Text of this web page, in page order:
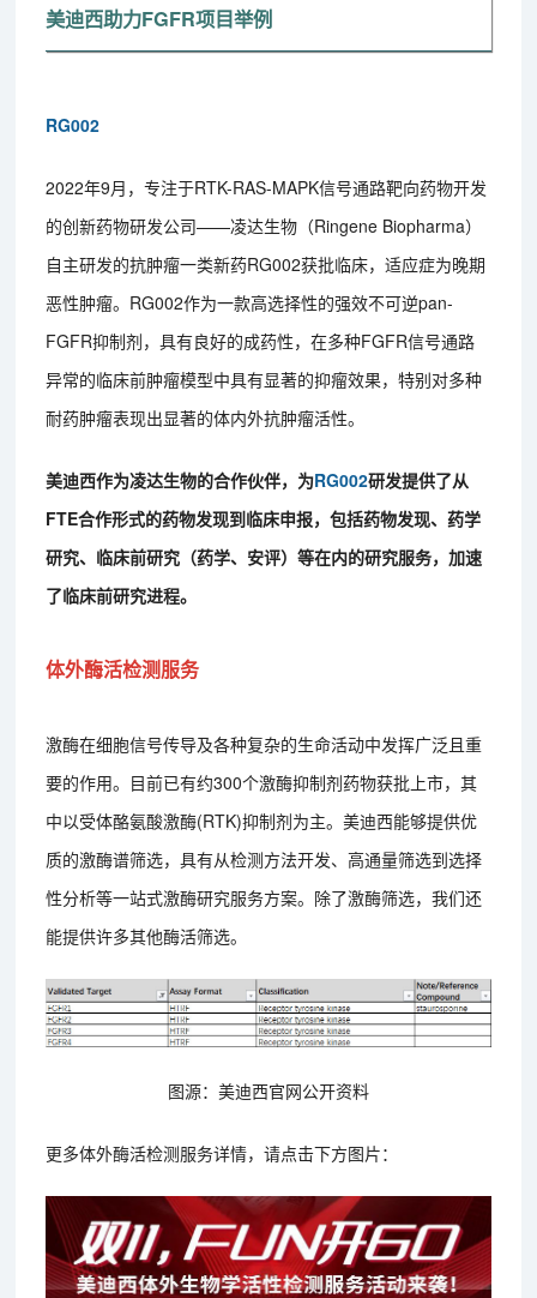
美迪西助力FGFR项目举例
RG002
2022年9月，专注于RTK-RAS-MAPK信号通路靶向药物开发
的创新药物研发公司——凌达生物（Ringene Biopharma）
自主研发的抗肿瘤一类新药RG002获批临床，适应症为晚期
恶性肿瘤。RG002作为一款高选择性的强效不可逆pan-
FGFR抑制剂，具有良好的成药性，在多种FGFR信号通路
异常的临床前肿瘤模型中具有显著的抑瘤效果，特别对多种
耐药肿瘤表现出显著的体内外抗肿瘤活性。
美迪西作为凌达生物的合作伙伴，为RG002研发提供了从
FTE合作形式的药物发现到临床申报，包括药物发现、药学
研究、临床前研究（药学、安评）等在内的研究服务，加速
了临床前研究进程。
体外酶活检测服务
激酶在细胞信号传导及各种复杂的生命活动中发挥广泛且重
要的作用。目前已有约300个激酶抑制剂药物获批上市，其
中以受体酪氨酸激酶(RTK)抑制剂为主。美迪西能够提供优
质的激酶谱筛选，具有从检测方法开发、高通量筛选到选择
性分析等一站式激酶研究服务方案。除了激酶筛选，我们还
能提供许多其他酶活筛选。
图源：美迪西官网公开资料
更多体外酶活检测服务详情，请点击下方图片：